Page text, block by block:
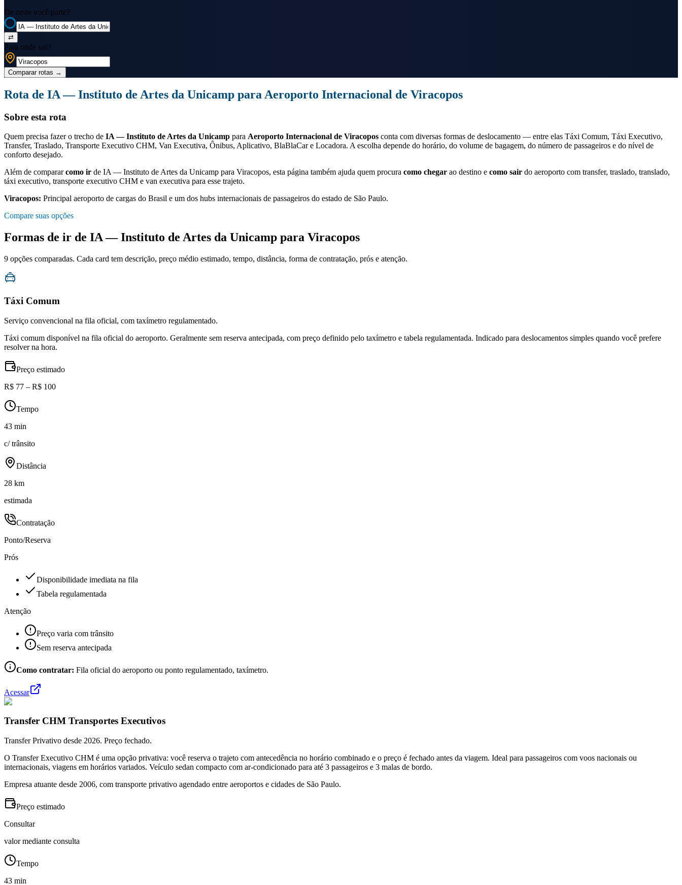
De onde você parte?
⇄
Para onde vai?
Comparar rotas →
Rota de IA — Instituto de Artes da Unicamp para Aeroporto Internacional de Viracopos
Sobre esta rota
Quem precisa fazer o trecho de IA — Instituto de Artes da Unicamp para Aeroporto Internacional de Viracopos conta com diversas formas de deslocamento — entre elas Táxi Comum, Táxi Executivo,
Transfer, Traslado, Transporte Executivo CHM, Van Executiva, Ônibus, Aplicativo, BlaBlaCar e Locadora. A escolha depende do horário, do volume de bagagem, do número de passageiros e do nível de
conforto desejado.
Além de compararcomo ir de IA — Instituto de Artes da Unicamp para Viracopos, esta página também ajuda quem procura como chegar ao destino e como sair do aeroporto com transfer, traslado, translado,
táxi executivo, transporte executivo CHM e van executiva para esse trajeto.
Viracopos: Principal aeroporto de cargas do Brasil e um dos hubs internacionais de passageiros do estado de São Paulo.
Compare suas opções
Formas de ir de IA — Instituto de Artes da Unicamp para Viracopos
9 opções comparadas. Cada card tem descrição, preço médio estimado, tempo, distância, forma de contratação, prós e atenção.
Táxi Comum
Serviço convencional na fila oficial, com taxímetro regulamentado.
Táxi comum disponível na fila oficial do aeroporto. Geralmente sem reserva antecipada, com preço definido pelo taxímetro e tabela regulamentada. Indicado para deslocamentos simples quando você prefere
resolver na hora.
Preço estimado
R$ 77 – R$ 100
Tempo
43 min
c/ trânsito
Distância
28 km
estimada
Contratação
Ponto/Reserva
Prós
Disponibilidade imediata na fila
Tabela regulamentada
Atenção
Preço varia com trânsito
Sem reserva antecipada
Como contratar: Fila oficial do aeroporto ou ponto regulamentado, taxímetro.
Acessar
Transfer CHM Transportes Executivos
Transfer Privativo desde 2026. Preço fechado.
O Transfer Executivo CHM é uma opção privativa: você reserva o trajeto com antecedência no horário combinado e o preço é fechado antes da viagem. Ideal para passageiros com voos nacionais ou
internacionais, viagens em horários variados. Veículo sedan compacto com ar-condicionado para até 3 passageiros e 3 malas de bordo.
Empresa atuante desde 2006, com transporte privativo agendado entre aeroportos e cidades de São Paulo.
Preço estimado
Consultar
valor mediante consulta
Tempo
43 min